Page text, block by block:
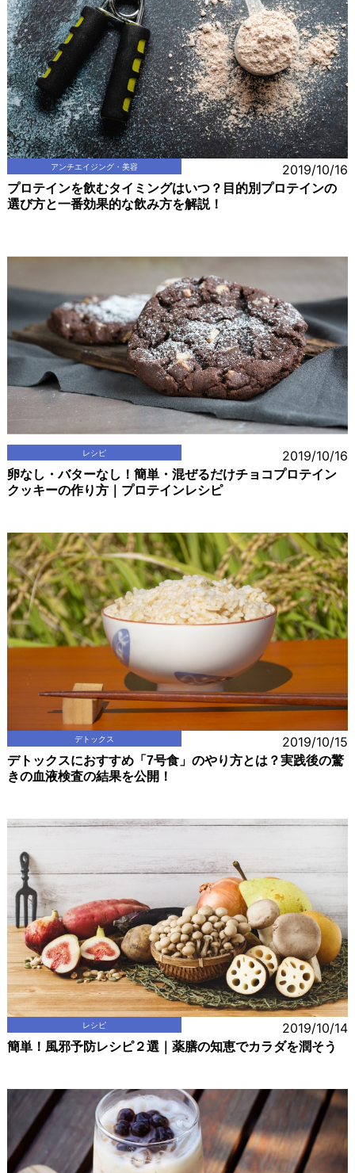
アンチエイジング・美容 2019/10/16
プロテインを飲むタイミングはいつ？目的別プロテインの
選び方と一番効果的な飲み方を解説！
レシピ 2019/10/16
卵なし・バターなし！簡単・混ぜるだけチョコプロテイン
クッキーの作り方｜プロテインレシピ
デトックス 2019/10/15
デトックスにおすすめ「7号食」のやり方とは？実践後の驚
きの血液検査の結果を公開！
レシピ 2019/10/14
簡単！風邪予防レシピ２選｜薬膳の知恵でカラダを潤そう